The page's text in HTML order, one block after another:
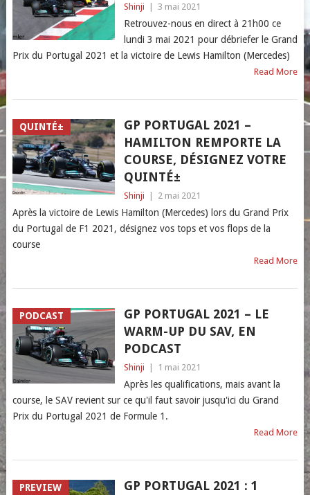
Shinji 3 mai 2021
Retrouvez-nous en direct à 21h00 ce
lundi 3 mai 2021 pour débriefer le Grand
Prix du Portugal 2021 et la victoire de Lewis Hamilton (Mercedes)
Read More
QUINTÉ±
GP PORTUGAL 2021 –
HAMILTON REMPORTE LA
COURSE, DÉSIGNEZ VOTRE
QUINTÉ±
Shinji 2 mai 2021
Après la victoire de Lewis Hamilton (Mercedes) lors du Grand Prix
du Portugal de F1 2021, désignez vos tops et vos flops de la
course
Read More
PODCAST
GP PORTUGAL 2021 – LE
WARM-UP DU SAV, EN
PODCAST
Shinji 1 mai 2021
Après les qualifications, mais avant la
course, le SAV revient sur ce qu'il faut savoir jusqu'ici du Grand
Prix du Portugal 2021 de Formule 1.
Read More
PREVIEW
GP PORTUGAL 2021 : 1